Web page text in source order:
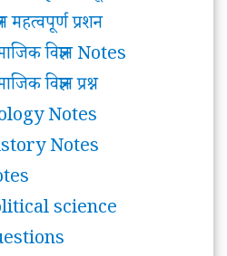
महत्वपूर्ण प्रशन
विज्ञान Notes
विज्ञान प्रश्न
Notes
Notes
science